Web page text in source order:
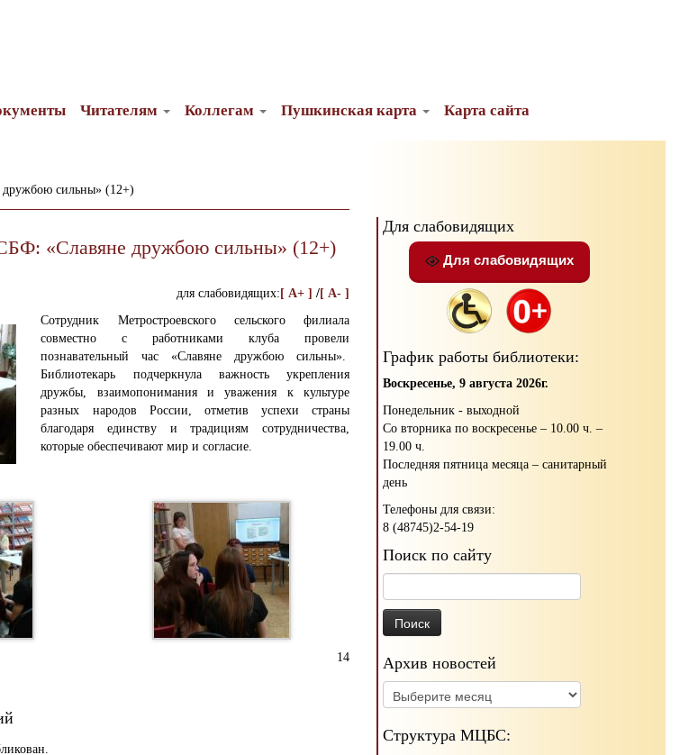
Читателям Коллегам Пушкинская карта Карта сайта
сильны» (12+)
«Славяне дружбою сильны» (12+)
для слабовидящих: [ A+ ] /[ A- ]
Сотрудник Метростроевского сельского филиала
совместно с работниками клуба провели
познавательный час «Славяне дружбою сильны».
Библиотекарь подчеркнула важность укрепления
дружбы, взаимопонимания и уважения к культуре
разных народов России, отметив успехи страны
благодаря единству и традициям сотрудничества,
которые обеспечивают мир и согласие.
14
Для слабовидящих
Для слабовидящих
График работы библиотеки:
Воскресенье, 9 августа 2026г.
Понедельник - выходной
Со вторника по воскресенье – 10.00 ч. –
19.00 ч.
Последняя пятница месяца – санитарный
день
Телефоны для связи:
8 (48745)2-54-19
Поиск по сайту
Архив новостей
Архив
новостей
Структура МЦБС: